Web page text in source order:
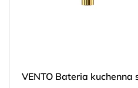
VENTO Bateria kuchenna